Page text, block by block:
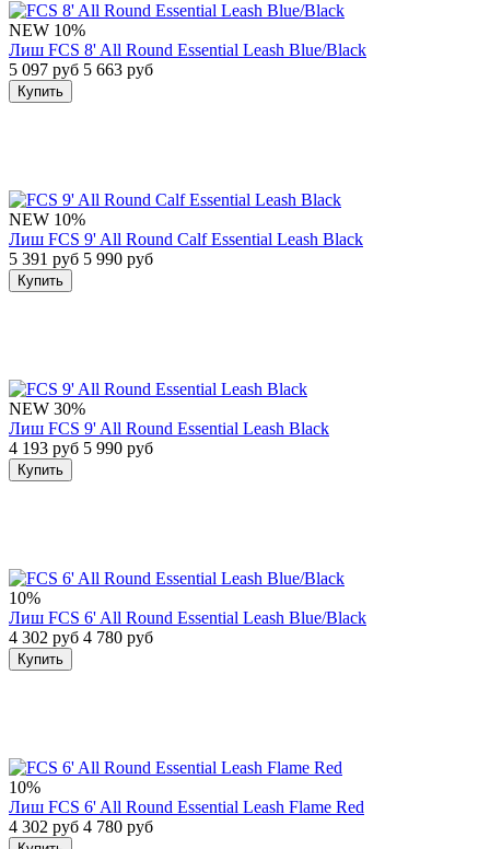
NEW 10%
Лиш FCS 8' All Round Essential Leash Blue/Black
5 097 руб 5 663 руб
Купить
NEW 10%
Лиш FCS 9' All Round Calf Essential Leash Black
5 391 руб 5 990 руб
Купить
NEW 30%
Лиш FCS 9' All Round Essential Leash Black
4 193 руб 5 990 руб
Купить
10%
Лиш FCS 6' All Round Essential Leash Blue/Black
4 302 руб 4 780 руб
Купить
10%
Лиш FCS 6' All Round Essential Leash Flame Red
4 302 руб 4 780 руб